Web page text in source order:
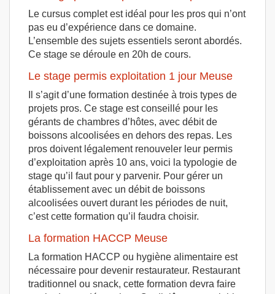
Le cursus complet est idéal pour les pros qui n’ont
pas eu d’expérience dans ce domaine.
L’ensemble des sujets essentiels seront abordés.
Ce stage se déroule en 20h de cours.
Le stage permis exploitation 1 jour Meuse
Il s’agit d’une formation destinée à trois types de
projets pros. Ce stage est conseillé pour les
gérants de chambres d’hôtes, avec débit de
boissons alcoolisées en dehors des repas. Les
pros doivent légalement renouveler leur permis
d’exploitation après 10 ans, voici la typologie de
stage qu’il faut pour y parvenir. Pour gérer un
établissement avec un débit de boissons
alcoolisées ouvert durant les périodes de nuit,
c’est cette formation qu’il faudra choisir.
La formation HACCP Meuse
La formation HACCP ou hygiène alimentaire est
nécessaire pour devenir restaurateur. Restaurant
traditionnel ou snack, cette formation devra faire